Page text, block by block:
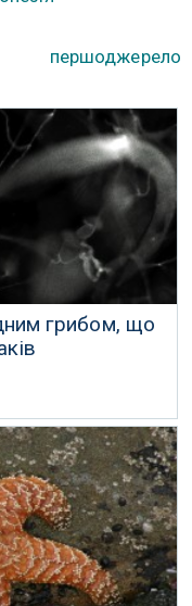
першоджерело
грибом, що